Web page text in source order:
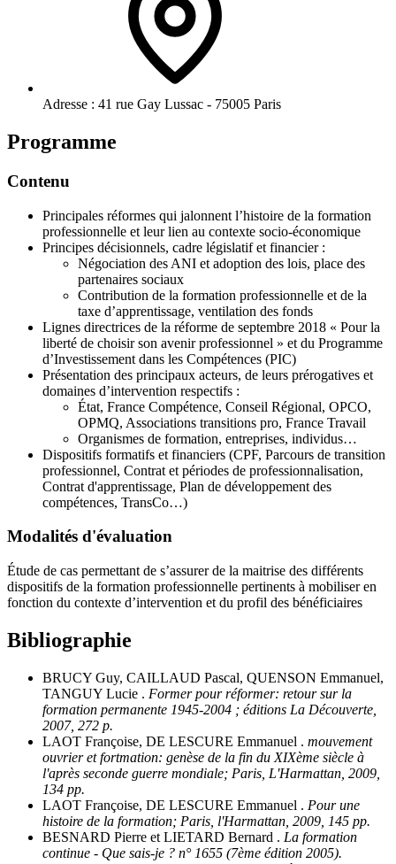
Adresse : 41 rue Gay Lussac - 75005 Paris
Programme
Contenu
Principales réformes qui jalonnent l’histoire de la formation
professionnelle et leur lien au contexte socio-économique
Principes décisionnels, cadre législatif et financier :
Négociation des ANI et adoption des lois, place des
partenaires sociaux
Contribution de la formation professionnelle et de la
taxe d’apprentissage, ventilation des fonds
Lignes directrices de la réforme de septembre 2018 « Pour la
liberté de choisir son avenir professionnel » et du Programme
d’Investissement dans les Compétences (PIC)
Présentation des principaux acteurs, de leurs prérogatives et
domaines d’intervention respectifs :
État, France Compétence, Conseil Régional, OPCO,
OPMQ, Associations transitions pro, France Travail
Organismes de formation, entreprises, individus…
Dispositifs formatifs et financiers (CPF, Parcours de transition
professionnel, Contrat et périodes de professionnalisation,
Contrat d'apprentissage, Plan de développement des
compétences, TransCo…)
Modalités d'évaluation
Étude de cas permettant de s’assurer de la maitrise des différents
dispositifs de la formation professionnelle pertinents à mobiliser en
fonction du contexte d’intervention et du profil des bénéficiaires
Bibliographie
BRUCY Guy, CAILLAUD Pascal, QUENSON Emmanuel,
TANGUY Lucie . Former pour réformer: retour sur la
formation permanente 1945-2004 ; éditions La Découverte,
2007, 272 p.
LAOT Françoise, DE LESCURE Emmanuel . mouvement
ouvrier et fortmation: genèse de la fin du XIXème siècle à
l'après seconde guerre mondiale; Paris, L'Harmattan, 2009,
134 pp.
LAOT Françoise, DE LESCURE Emmanuel . Pour une
histoire de la formation; Paris, l'Harmattan, 2009, 145 pp.
BESNARD Pierre et LIETARD Bernard . La formation
continue - Que sais-je ? n° 1655 (7ème édition 2005).